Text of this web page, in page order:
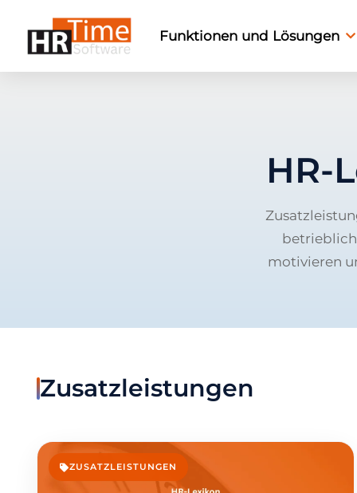
Funktionen und Lösungen
HR-
motivieren
Zusatzleistungen
ZUSATZLEISTUNGEN